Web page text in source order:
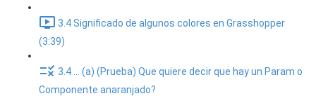
3.4 Significado de algunos colores en Grasshopper
(3:39)
3.4 ... (a) (Prueba) Que quiere decir que hay un Param o
Componente anaranjado?